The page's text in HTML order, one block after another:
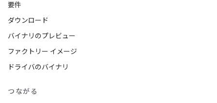
要件
ダウンロード
バイナリのプレビュー
ファクトリー イメージ
ドライバのバイナリ
つながる